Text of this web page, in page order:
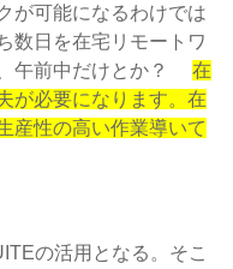
が可能になるわけでは
数日を在宅リモートワ
午前中だけとか？ 在
が必要になります。在
産性の高い作業導いて
の活用となる。そこ